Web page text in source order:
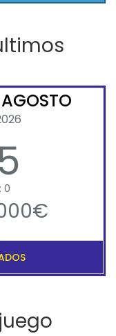
0